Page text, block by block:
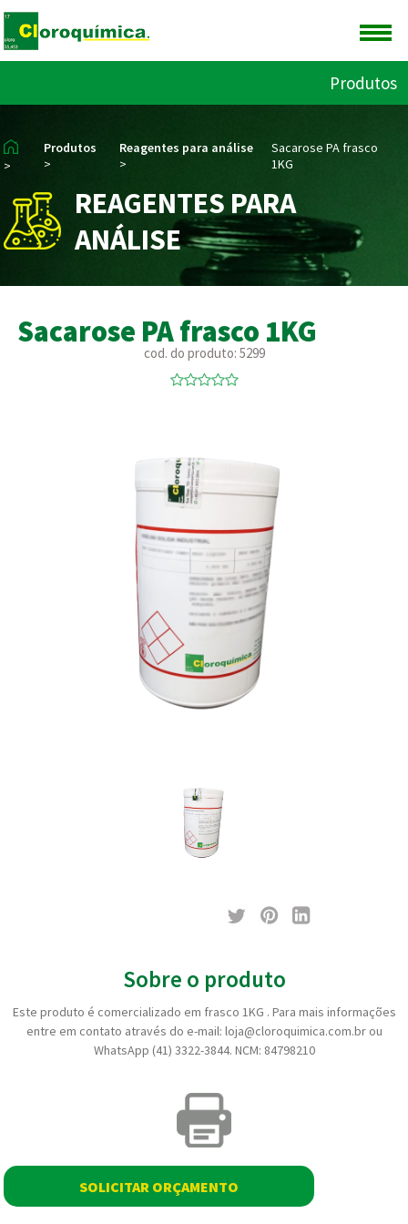
Produtos
>
Produtos
>
Reagentes para análise
>
Sacarose PA frasco
1KG
REAGENTES PARA
ANÁLISE
Sacarose PA frasco 1KG
cod. do produto: 5299
Sobre o produto
Este produto é comercializado em frasco 1KG . Para mais informações
entre em contato através do e-mail: loja@cloroquimica.com.br ou
WhatsApp (41) 3322-3844. NCM: 84798210
SOLICITAR ORÇAMENTO